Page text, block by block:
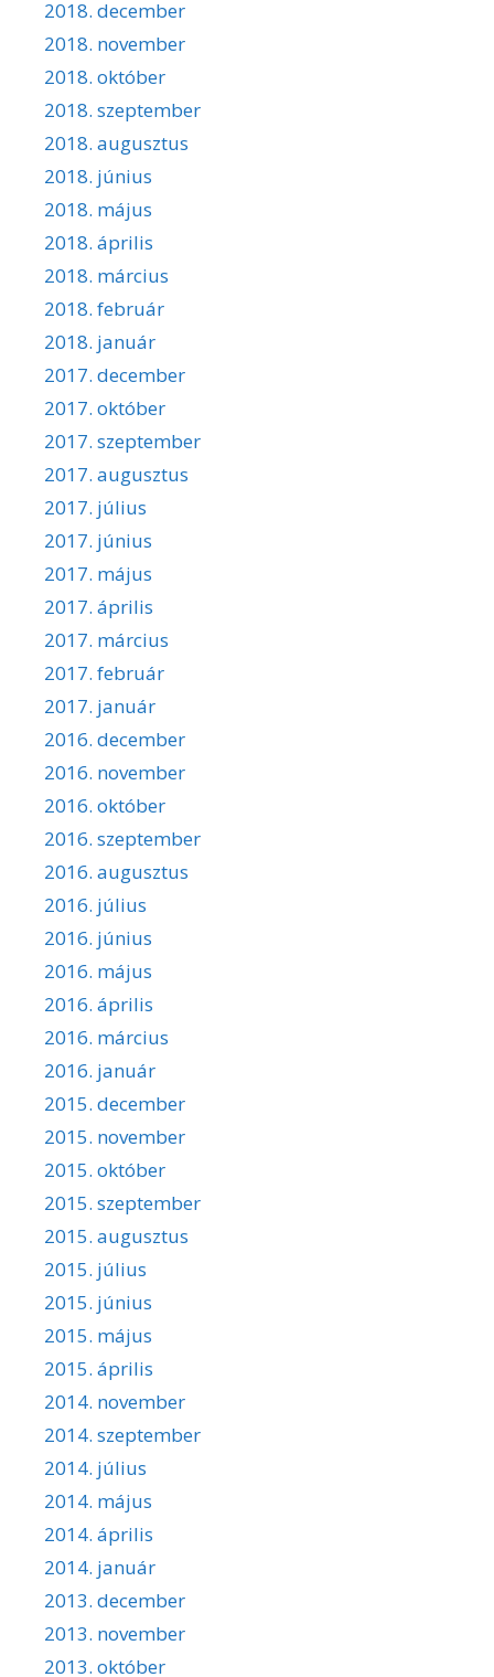
2018. december
2018. november
2018. október
2018. szeptember
2018. augusztus
2018. június
2018. május
2018. április
2018. március
2018. február
2018. január
2017. december
2017. október
2017. szeptember
2017. augusztus
2017. július
2017. június
2017. május
2017. április
2017. március
2017. február
2017. január
2016. december
2016. november
2016. október
2016. szeptember
2016. augusztus
2016. július
2016. június
2016. május
2016. április
2016. március
2016. január
2015. december
2015. november
2015. október
2015. szeptember
2015. augusztus
2015. július
2015. június
2015. május
2015. április
2014. november
2014. szeptember
2014. július
2014. május
2014. április
2014. január
2013. december
2013. november
2013. október